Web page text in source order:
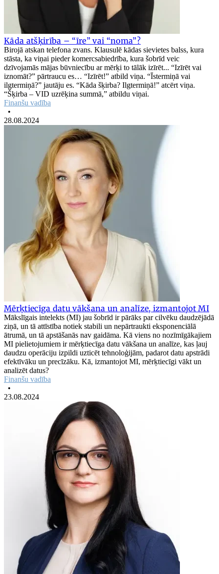
Kāda atšķirība – “īre” vai “noma”?
Birojā atskan telefona zvans. Klausulē kādas sievietes balss, kura
stāsta, ka viņai pieder komercsabiedrība, kura šobrīd veic
dzīvojamās mājas būvniecību ar mērķi to tālāk izīrēt... “Izīrēt vai
iznomāt?” pārtraucu es… “Izīrēt!” atbild viņa. “Īstermiņā vai
ilgtermiņā?” jautāju es. “Kāda šķirba? Ilgtermiņā!” atcērt viņa.
“Šķirba – VID uzrēķina summā,” atbildu viņai.
Finanšu vadība
•
28.08.2024
Mērķtiecīga datu vākšana un analīze, izmantojot MI
Mākslīgais intelekts (MI) jau šobrīd ir pārāks par cilvēku daudzējādā
ziņā, un tā attīstība notiek stabili un nepārtraukti eksponenciālā
ātrumā, un tā apstāšanās nav gaidāma. Kā viens no nozīmīgākajiem
MI pielietojumiem ir mērķtiecīga datu vākšana un analīze, kas ļauj
daudzu operāciju izpildi uzticēt tehnoloģijām, padarot datu apstrādi
efektīvāku un precīzāku. Kā, izmantojot MI, mērķtiecīgi vākt un
analizēt datus?
Finanšu vadība
•
23.08.2024